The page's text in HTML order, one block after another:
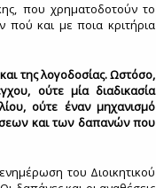
που χρηματοδοτούν το
πού και με ποια κριτήρια
της λογοδοσίας. Ωστόσο,
ούτε μία διαδικασία
ούτε έναν μηχανισμό
και των δαπανών που
του Διοικητικού